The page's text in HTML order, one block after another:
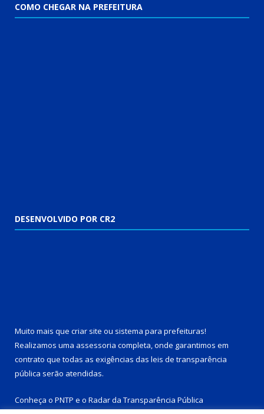
COMO CHEGAR NA PREFEITURA
DESENVOLVIDO POR CR2
Muito mais que criar site ou sistema para prefeituras!
Realizamos uma assessoria completa, onde garantimos em
contrato que todas as exigências das leis de transparência
pública serão atendidas.
Conheça o PNTP e o Radar da Transparência Pública